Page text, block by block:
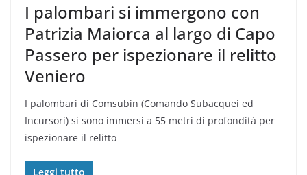
I palombari si immergono con
Patrizia Maiorca al largo di Capo
Passero per ispezionare il relitto
Veniero
I palombari di Comsubin (Comando Subacquei ed
Incursori) si sono immersi a 55 metri di profondità per
ispezionare il relitto
Leggi tutto